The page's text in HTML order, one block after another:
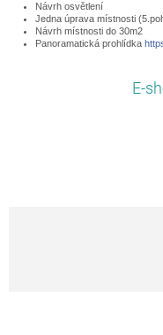
Návrh osvětlení
Jedna úprava místnosti
Návrh místnosti do 30m2
Panoramatická prohlídka
E-